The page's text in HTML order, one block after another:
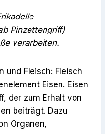
Pinzettengriff)
verarbeiten.
und Fleisch: Fleisch
Eisen. Eisen
der zum Erhalt von
beiträgt. Dazu
Organen,